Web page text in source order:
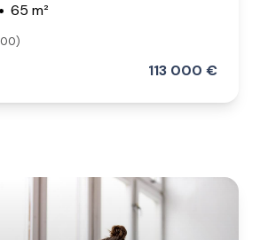
65 m²
113 000 €